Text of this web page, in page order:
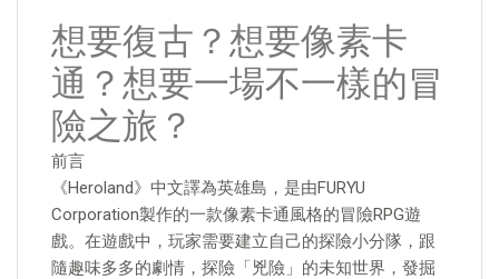
想要復古？想要像素卡
通？想要一場不一樣的冒
險之旅？
前言
《Heroland》中文譯為英雄島，是由FURYU
Corporation製作的一款像素卡通風格的冒險RPG遊
戲。在遊戲中，玩家需要建立自己的探險小分隊，跟
隨趣味多多的劇情，探險「兇險」的未知世界，發掘